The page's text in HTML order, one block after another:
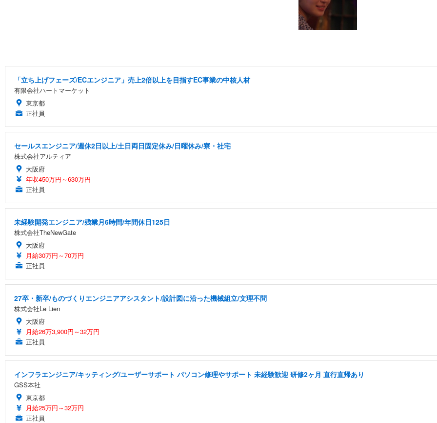
「立ち上げフェーズ/ECエンジニア」売上2倍以上を目指すEC事業の中核人材
有限会社ハートマーケット
東京都
正社員
セールスエンジニア/週休2日以上/土日両日固定休み/日曜休み/寮・社宅
株式会社アルティア
大阪府
年収450万円～630万円
正社員
未経験開発エンジニア/残業月6時間/年間休日125日
株式会社TheNewGate
大阪府
月給30万円～70万円
正社員
27卒・新卒/ものづくりエンジニアアシスタント/設計図に沿った機械組立/文理不問
株式会社Le Lien
大阪府
月給26万3,900円～32万円
正社員
インフラエンジニア/キッティング/ユーザーサポート パソコン修理やサポート 未経験歓迎 研修2ヶ月 直行直帰あり
GSS本社
東京都
月給25万円～32万円
正社員